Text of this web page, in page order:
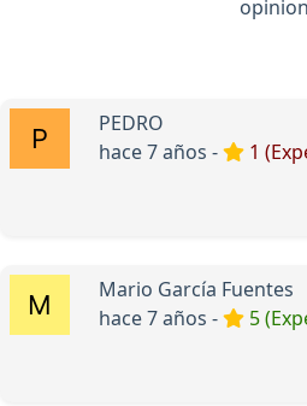
PEDRO
hace 7 años -
1
Mario García Fuentes
hace 7 años -
5